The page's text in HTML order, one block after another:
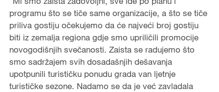
programu što se tiče same organizacije, a što se tiče
priliva gostiju očekujemo da će najveći broj gostiju
biti iz zemalja regiona gdje smo upriličili promocije
novogodišnjih svečanosti. Zaista se radujemo što
smo sadržajem svih dosadašnjih dešavanja
upotpunili turističku ponudu grada van ljetnje
turističke sezone. Nadamo se da je već zavladala